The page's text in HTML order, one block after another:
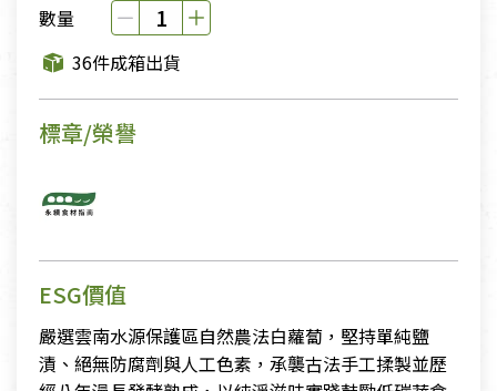
數量
36件成箱出貨
標章/榮譽
ESG價值
嚴選雲南水源保護區自然農法白蘿蔔，堅持單純鹽
漬、絕無防腐劑與人工色素，承襲古法手工揉製並歷